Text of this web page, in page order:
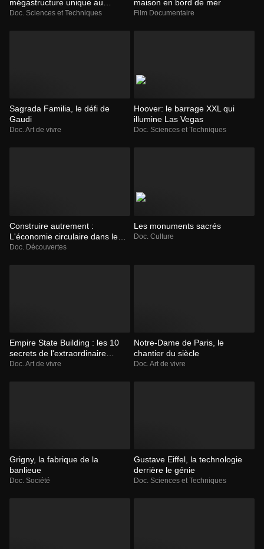
mégastructure unique au
monde
Doc. Sciences et Techniques
maison en bord de mer
Film Documentaire
Sagrada Familia, le défi de
Gaudi
Doc. Art de vivre
Hoover: le barrage XXL qui
illumine Las Vegas
Doc. Sciences et Techniques
Construire autrement :
L'économie circulaire dans le
bâtiment
Doc. Découvertes
Les monuments sacrés
Doc. Culture
Empire State Building : les 10
secrets de l'extraordinaire
gratte-ciel
Doc. Art de vivre
Notre-Dame de Paris, le
chantier du siècle
Doc. Art de vivre
Grigny, la fabrique de la
banlieue
Doc. Société
Gustave Eiffel, la technologie
derrière le génie
Doc. Sciences et Techniques